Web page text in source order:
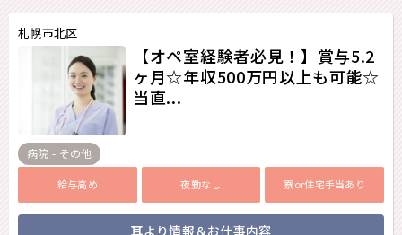
札幌市北区
【オペ室経験者必見！】賞与5.2
ヶ月☆年収500万円以上も可能☆
当直...
病院 - その他
給与高め 夜勤なし 寮or住宅手当あり
耳より情報＆お仕事内容